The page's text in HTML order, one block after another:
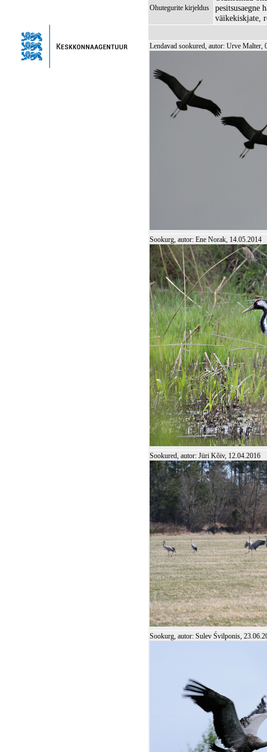
Ohutegurite kirjeldus
pesitsusaegne
väikekiskjate,
Lendavad sookured, autor: Urve Malter,
Sookurg, autor: Ene Norak, 14.05.2014
Sookured, autor: Jüri Kõiv, 12.04.2016
Sookurg, autor: Sulev Śvilponis,